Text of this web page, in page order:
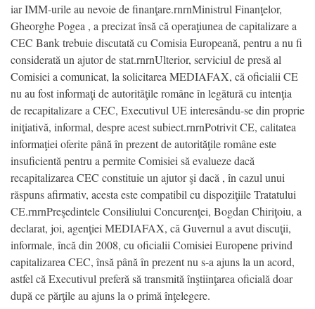
iar IMM-urile au nevoie de finanţare.rnrnMinistrul Finanţelor,
Gheorghe Pogea , a precizat însă că operaţiunea de capitalizare a
CEC Bank trebuie discutată cu Comisia Europeană, pentru a nu fi
considerată un ajutor de stat.rnrnUlterior, serviciul de presă al
Comisiei a comunicat, la solicitarea MEDIAFAX, că oficialii CE
nu au fost informaţi de autorităţile române în legătură cu intenţia
de recapitalizare a CEC, Executivul UE interesându-se din proprie
iniţiativă, informal, despre acest subiect.rnrnPotrivit CE, calitatea
informaţiei oferite până în prezent de autorităţile române este
insuficientă pentru a permite Comisiei să evalueze dacă
recapitalizarea CEC constituie un ajutor şi dacă , în cazul unui
răspuns afirmativ, acesta este compatibil cu dispoziţiile Tratatului
CE.rnrnPreşedintele Consiliului Concurenţei, Bogdan Chiriţoiu, a
declarat, joi, agenţiei MEDIAFAX, că Guvernul a avut discuţii,
informale, încă din 2008, cu oficialii Comisiei Europene privind
capitalizarea CEC, însă până în prezent nu s-a ajuns la un acord,
astfel că Executivul preferă să transmită înştiinţarea oficială doar
după ce părţile au ajuns la o primă înţelegere.